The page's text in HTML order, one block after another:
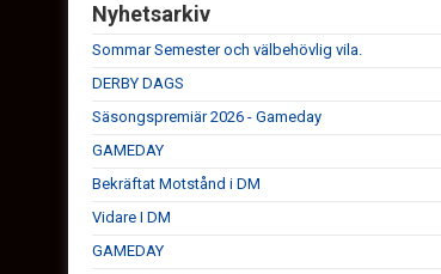
Nyhetsarkiv
Sommar Semester och välbehövlig vila.
DERBY DAGS
Säsongspremiär 2026 - Gameday
GAMEDAY
Bekräftat Motstånd i DM
Vidare I DM
GAMEDAY